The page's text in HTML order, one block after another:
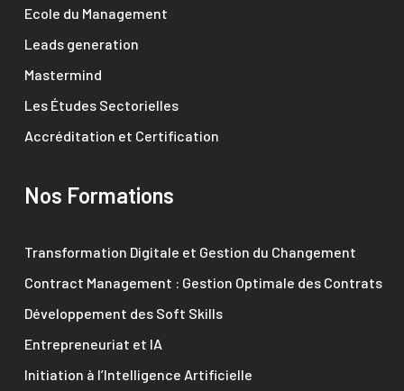
Ecole du Management
Leads generation
Mastermind
Les Études Sectorielles
Accréditation et Certification
Nos Formations
Transformation Digitale et Gestion du Changement
Contract Management : Gestion Optimale des Contrats
Développement des Soft Skills
Entrepreneuriat et IA
Initiation à l’Intelligence Artificielle